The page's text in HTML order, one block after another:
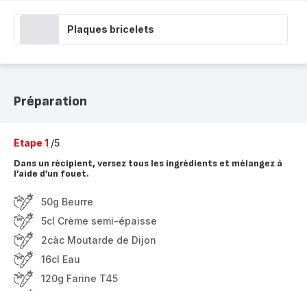
Plaques bricelets
Préparation
Etape 1 /5
Dans un récipient, versez tous les ingrédients et mélangez à
l’aide d’un fouet.
50g Beurre
5cl Crème semi-épaisse
2càc Moutarde de Dijon
16cl Eau
120g Farine T45